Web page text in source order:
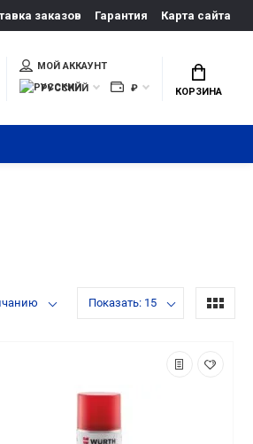
заказов Гарантия Карта сайта
МОЙ АККАУНТ
РУССКИЙ
₽ КОРЗИНА
Показать: 15